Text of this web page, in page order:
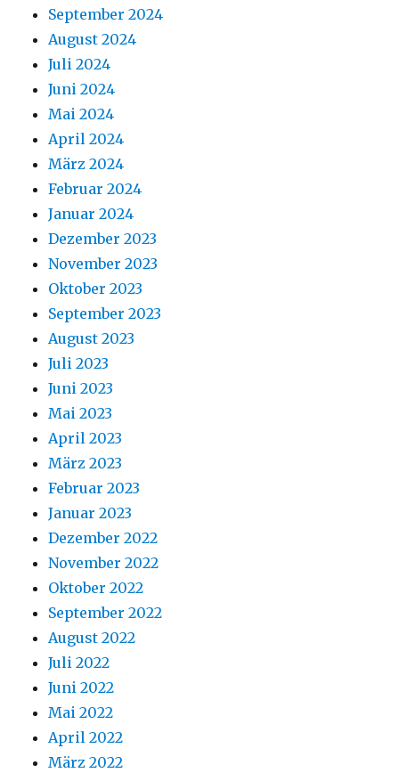
September 2024
August 2024
Juli 2024
Juni 2024
Mai 2024
April 2024
März 2024
Februar 2024
Januar 2024
Dezember 2023
November 2023
Oktober 2023
September 2023
August 2023
Juli 2023
Juni 2023
Mai 2023
April 2023
März 2023
Februar 2023
Januar 2023
Dezember 2022
November 2022
Oktober 2022
September 2022
August 2022
Juli 2022
Juni 2022
Mai 2022
April 2022
März 2022